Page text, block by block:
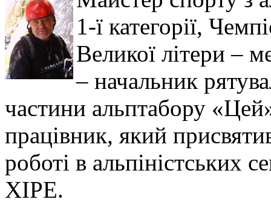
1-ї категорії,
Великої літери –
– начальник
частини альптабору
працівник, який
роботі в
ХІРЕ.